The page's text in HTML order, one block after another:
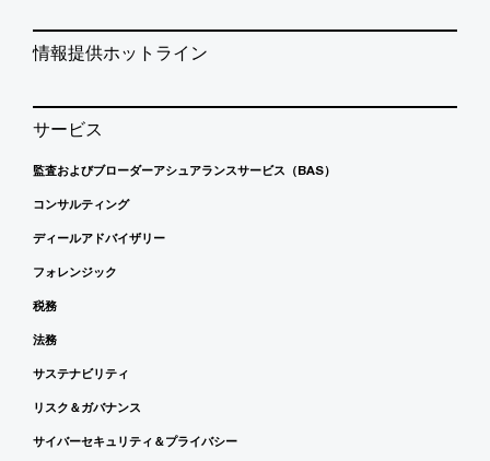
情報提供ホットライン
サービス
監査およびブローダーアシュアランスサービス（BAS）
コンサルティング
ディールアドバイザリー
フォレンジック
税務
法務
サステナビリティ
リスク＆ガバナンス
サイバーセキュリティ＆プライバシー